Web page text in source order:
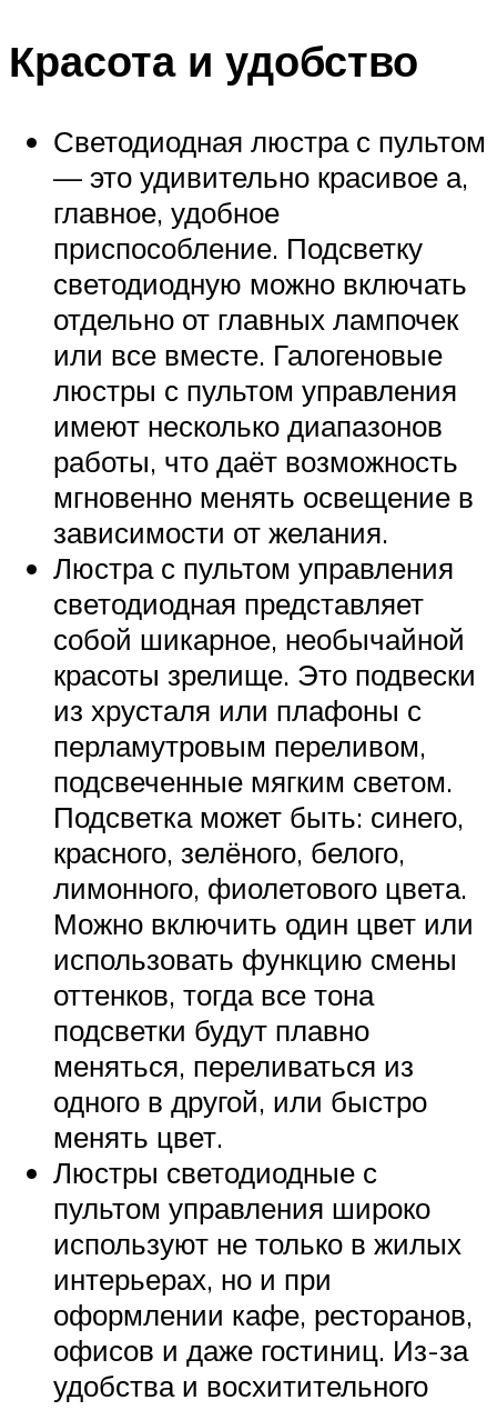
Красота и удобство
Светодиодная люстра с пультом
— это удивительно красивое а,
главное, удобное
приспособление. Подсветку
светодиодную можно включать
отдельно от главных лампочек
или все вместе. Галогеновые
люстры с пультом управления
имеют несколько диапазонов
работы, что даёт возможность
мгновенно менять освещение в
зависимости от желания.
Люстра с пультом управления
светодиодная представляет
собой шикарное, необычайной
красоты зрелище. Это подвески
из хрусталя или плафоны с
перламутровым переливом,
подсвеченные мягким светом.
Подсветка может быть: синего,
красного, зелёного, белого,
лимонного, фиолетового цвета.
Можно включить один цвет или
использовать функцию смены
оттенков, тогда все тона
подсветки будут плавно
меняться, переливаться из
одного в другой, или быстро
менять цвет.
Люстры светодиодные с
пультом управления широко
используют не только в жилых
интерьерах, но и при
оформлении кафе, ресторанов,
офисов и даже гостиниц. Из-за
удобства и восхитительного